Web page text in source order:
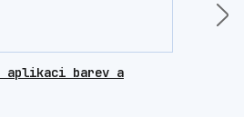
aplikaci barev a